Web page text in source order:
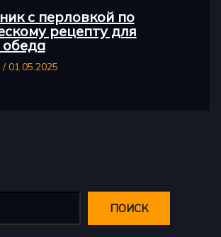
с перловкой по
рецепту для
обеда
/01.05.2025
ПОИСК